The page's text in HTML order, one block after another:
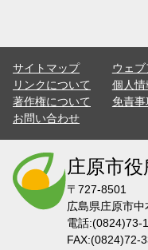
サイトマップ
ウェ
リンクについて
個人情
著作権について
免責事
お問い合わせ
庄原市役
〒727-8501
広島県庄原市
電話:(0824)73-
FAX:(0824)72-